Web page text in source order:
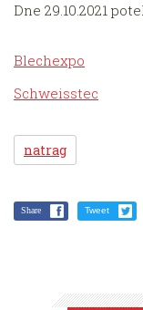
Dne 29.10.2021
Blechexpo
Schweisstec
natrag
Share Tweet